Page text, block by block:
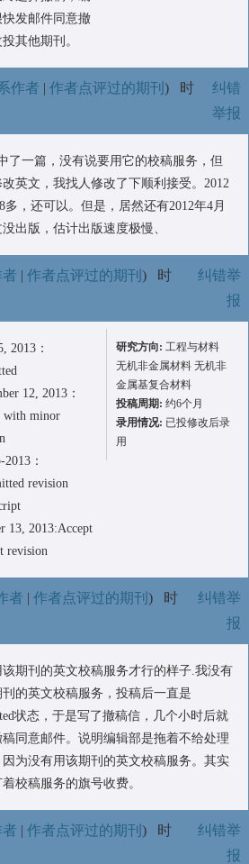
发邮件同意撤
其他期刊。
作者 | 作者点评过的期刊 ) 时
纠错
举报
了一篇，没有说要用它的校稿服务，但
英文，我找人修改了下顺利接受。2012
多，还可以。但是，居然还有2012年4月
出版，估计出版速度极慢、
| 作者点评过的期刊 ) 时
纠错举
报
2013：
12, 2013：
with minor
2013：
revision
13, 2013:Accept
revision
研究方向: 工程与材料
无机非金属材料 无机非
金属基复合材料
投稿周期: 约6个月
录用情况: 已投修改后录
用
者 | 作者点评过的期刊 ) 时
纠错举
报
该期刊的英文校稿服务才行的样子.我没有
刊的英文校稿服务，投稿后一直是
状态，于是写了撤稿信，几个小时后就
同意邮件。说明编辑部是拖着不给处理
为没有用该期刊的英文校稿服务。其实
校稿服务的旗号收费。
| 作者点评过的期刊 ) 时
纠错举
报